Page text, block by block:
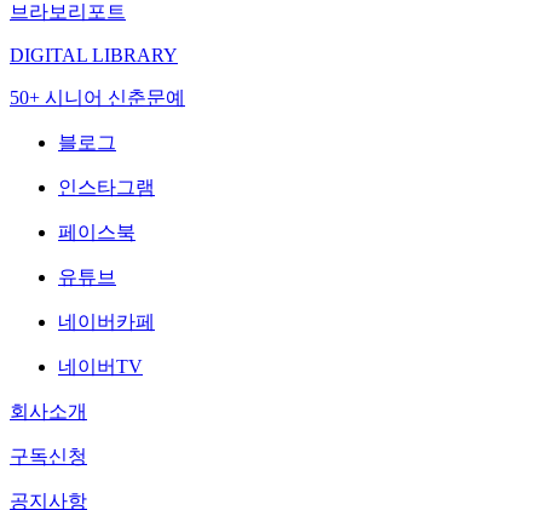
브라보리포트
DIGITAL LIBRARY
50+ 시니어 신춘문예
블로그
인스타그램
페이스북
유튜브
네이버카페
네이버TV
회사소개
구독신청
공지사항